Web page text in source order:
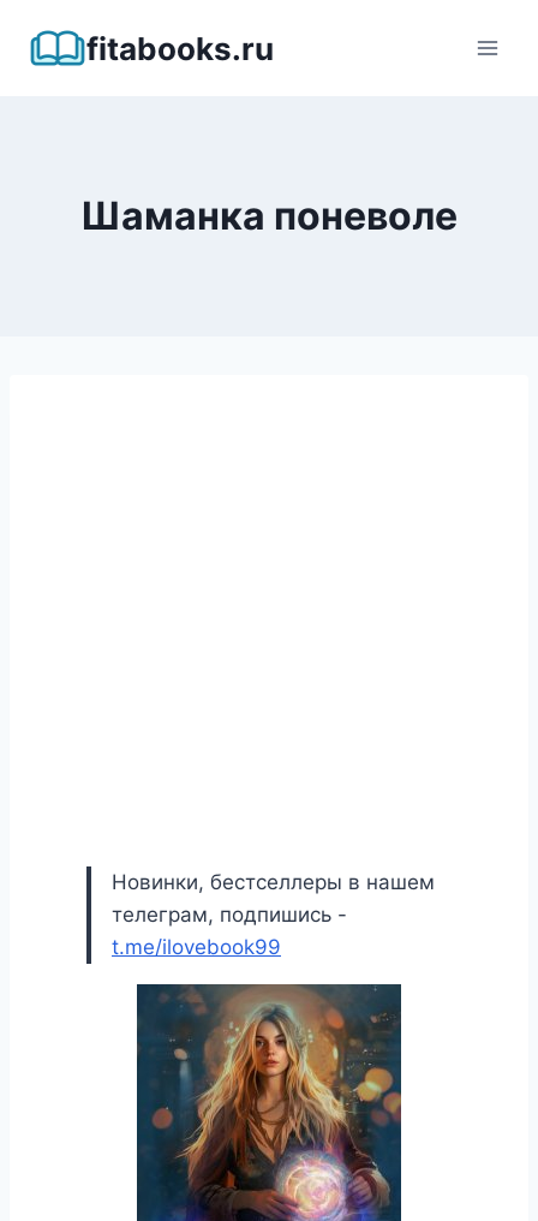
fitabooks.ru
Шаманка поневоле
Новинки, бестселлеры в нашем
телеграм, подпишись -
t.me/ilovebook99